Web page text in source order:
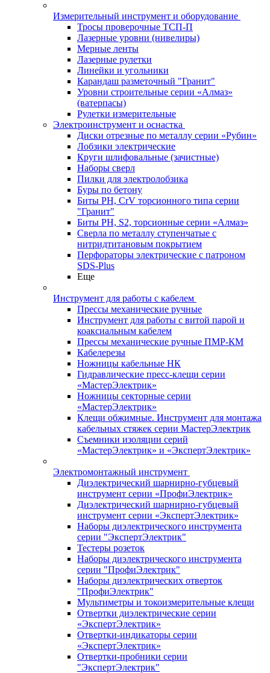
Измерительный инструмент и оборудование
Тросы проверочные ТСП-П
Лазерные уровни (нивелиры)
Мерные ленты
Лазерные рулетки
Линейки и угольники
Карандаш разметочный "Гранит"
Уровни строительные серии «Алмаз»
(ватерпасы)
Рулетки измерительные
Электроинструмент и оснастка
Диски отрезные по металлу серии «Рубин»
Лобзики электрические
Круги шлифовальные (зачистные)
Наборы сверл
Пилки для электролобзика
Буры по бетону
Биты PH, CrV торсионного типа серии
"Гранит"
Биты PH, S2, торсионные серии «Алмаз»
Сверла по металлу ступенчатые с
нитридтитановым покрытием
Перфораторы электрические с патроном
SDS-Plus
Еще
Инструмент для работы с кабелем
Прессы механические ручные
Инструмент для работы с витой парой и
коаксиальным кабелем
Прессы механические ручные ПМР-КМ
Кабелерезы
Ножницы кабельные НК
Гидравлические пресс-клещи серии
«МастерЭлектрик»
Ножницы секторные серии
«МастерЭлектрик»
Клещи обжимные. Инструмент для монтажа
кабельных стяжек серии МастерЭлектрик
Съемники изоляции серий
«МастерЭлектрик» и «ЭкспертЭлектрик»
Электромонтажный инструмент
Диэлектрический шарнирно-губцевый
инструмент серии «ПрофиЭлектрик»
Диэлектрический шарнирно-губцевый
инструмент серии «ЭкспертЭлектрик»
Наборы диэлектрического инструмента
серии "ЭкспертЭлектрик"
Тестеры розеток
Наборы диэлектрического инструмента
серии "ПрофиЭлектрик"
Наборы диэлектрических отверток
"ПрофиЭлектрик"
Мультиметры и токоизмерительные клещи
Отвертки диэлектрические серии
«ЭкспертЭлектрик»
Отвертки-индикаторы серии
«ЭкспертЭлектрик»
Отвертки-пробники серии
"ЭкспертЭлектрик"